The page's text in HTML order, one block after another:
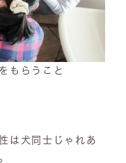
もらうこと
は犬同士じゃれあ